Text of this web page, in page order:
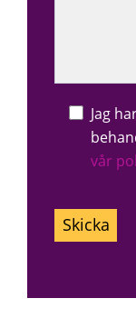
Jag
vår
detta